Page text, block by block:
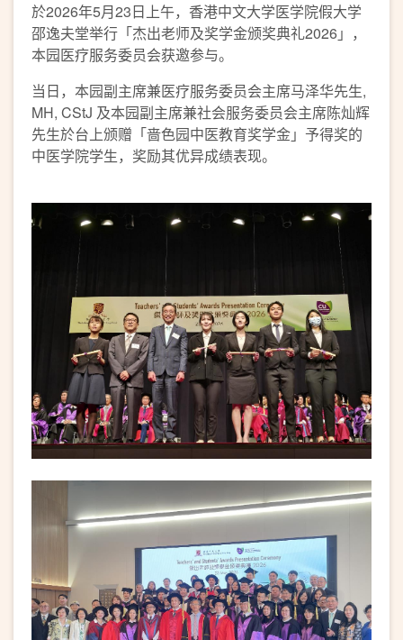
於2026年5月23日上午，香港中文大学医学院假大学
邵逸夫堂举行「杰出老师及奖学金颁奖典礼2026」，
本园医疗服务委员会获邀参与。
当日，本园副主席兼医疗服务委员会主席马泽华先生,
MH, CStJ 及本园副主席兼社会服务委员会主席陈灿辉
先生於台上颁赠「啬色园中医教育奖学金」予得奖的
中医学院学生，奖励其优异成绩表现。